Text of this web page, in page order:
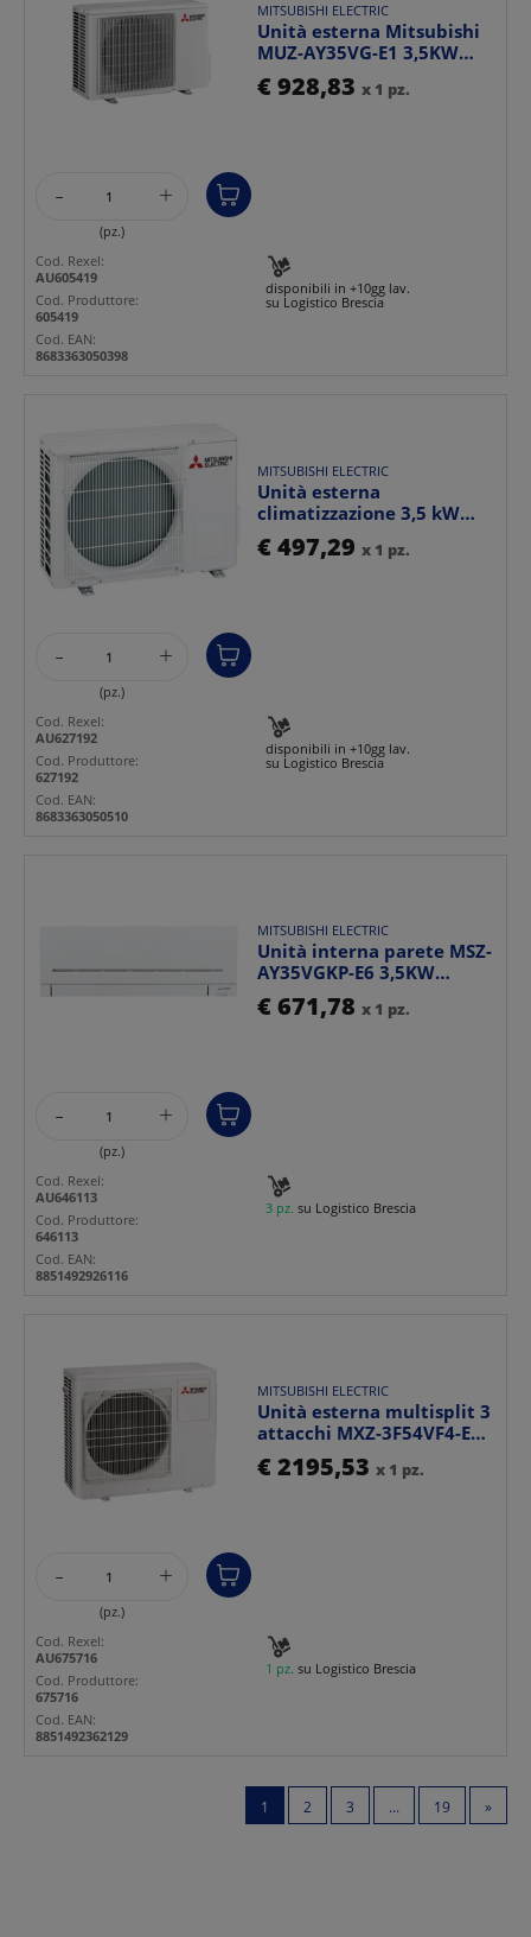
MITSUBISHI ELECTRIC
Unità esterna Mitsubishi
MUZ-AY35VG-E1 3,5KW
R32 alta efficienza ...
€ 928,83 x 1 pz.
- +
(pz.)
disponibili in +10gg lav.
su Logistico Brescia
Cod. Rexel:
AU605419
Cod. Produttore:
605419
Cod. EAN:
8683363050398
MITSUBISHI ELECTRIC
Unità esterna
climatizzazione 3,5 kW
refrigerante R32 per uso
res...
€ 497,29 x 1 pz.
- +
(pz.)
disponibili in +10gg lav.
su Logistico Brescia
Cod. Rexel:
AU627192
Cod. Produttore:
627192
Cod. EAN:
8683363050510
MITSUBISHI ELECTRIC
Unità interna parete MSZ-
AY35VGKP-E6 3,5KW
connettività WIFI clim...
€ 671,78 x 1 pz.
- +
(pz.)
3 pz. su Logistico Brescia
Cod. Rexel:
AU646113
Cod. Produttore:
646113
Cod. EAN:
8851492926116
MITSUBISHI ELECTRIC
Unità esterna multisplit 3
attacchi MXZ-3F54VF4-E1
alta efficienz...
€ 2195,53 x 1 pz.
- +
(pz.)
1 pz. su Logistico Brescia
Cod. Rexel:
AU675716
Cod. Produttore:
675716
Cod. EAN:
8851492362129
1 2 3 ... 19 »